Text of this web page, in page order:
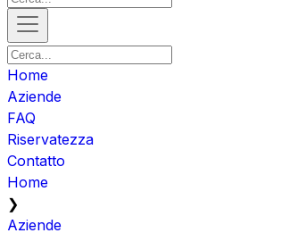
Home
Aziende
FAQ
Riservatezza
Contatto
Home
❯
Aziende